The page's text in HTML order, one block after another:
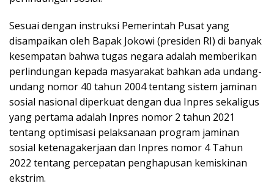
Sesuai dengan instruksi Pemerintah Pusat yang
disampaikan oleh Bapak Jokowi (presiden RI) di banyak
kesempatan bahwa tugas negara adalah memberikan
perlindungan kepada masyarakat bahkan ada undang-
undang nomor 40 tahun 2004 tentang sistem jaminan
sosial nasional diperkuat dengan dua Inpres sekaligus
yang pertama adalah Inpres nomor 2 tahun 2021
tentang optimisasi pelaksanaan program jaminan
sosial ketenagakerjaan dan Inpres nomor 4 Tahun
2022 tentang percepatan penghapusan kemiskinan
ekstrim.